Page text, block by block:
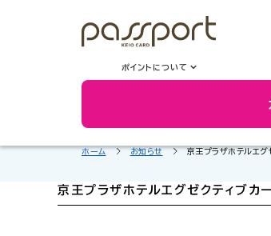
ポイントについて
ホーム お知らせ 京王プラザホテルエ
京王プラザホテルエグゼクティブ